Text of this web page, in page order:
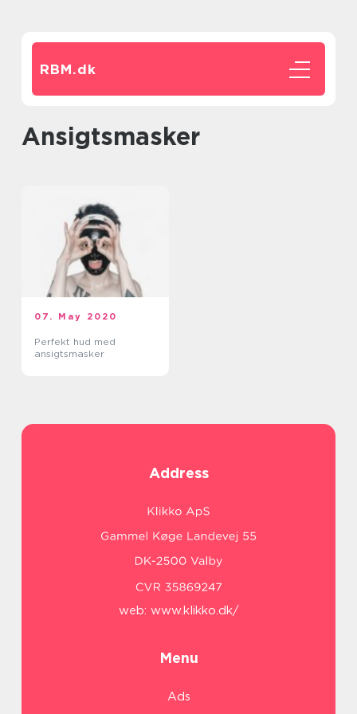
RBM.dk
ansigtsmasker
07. May 2020
Perfekt hud med
ansigtsmasker
Address
web: www.klikko.dk/
Menu
Ads